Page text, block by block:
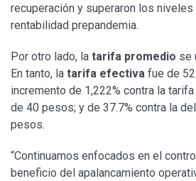
recuperación y superaron los
rentabilidad prepandemia.
Por otro lado, la tarifa promedio se
En tanto, la tarifa efectiva fue de
incremento de 1,222% contra la
de 40 pesos; y de 37.7% contra la
pesos.
“Continuamos enfocados en el
beneficio del apalancamiento